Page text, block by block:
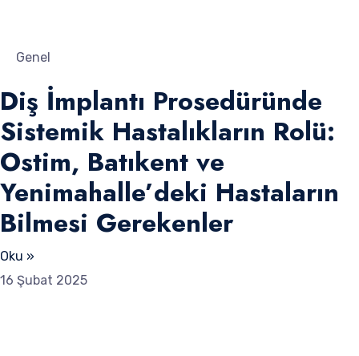
Genel
Diş İmplantı Prosedüründe
Sistemik Hastalıkların Rolü:
Ostim, Batıkent ve
Yenimahalle’deki Hastaların
Bilmesi Gerekenler
Oku »
16 Şubat 2025